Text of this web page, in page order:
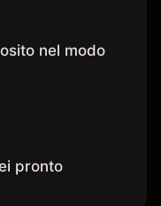
nel modo
pronto